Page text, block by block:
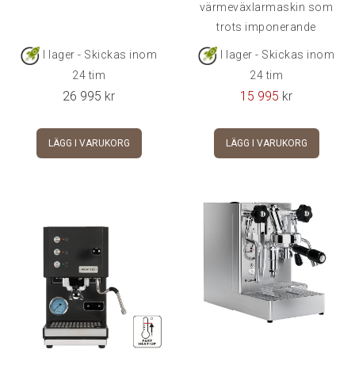
I lager - Skickas inom
24 tim
26 995 kr
LÄGG I VARUKORG
värmeväxlarmaskin som
trots imponerande
prestanda är
I lager - Skickas inom
24 tim
15 995 kr
LÄGG I VARUKORG